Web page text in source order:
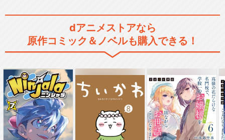
フルメタル・パニック！ディ
レクターズカット版 …
閉じる
dアニメストアなら
原作コミック＆ノベルも購入できる！